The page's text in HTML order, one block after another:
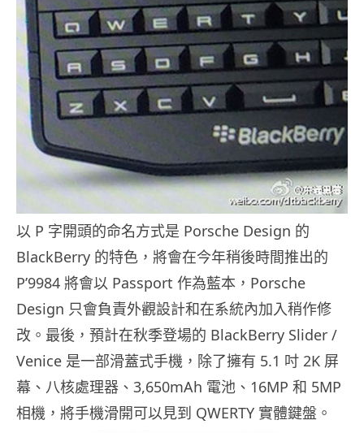
以 P 字開頭的命名方式是 Porsche Design 的
BlackBerry 的特色，將會在今年稍後時間推出的
P’9984 將會以 Passport 作為藍本，Porsche
Design 只會負責外觀設計和在系統內加入稍作修
改。最後，預計在秋季登場的 BlackBerry Slider /
Venice 是一部滑蓋式手機，除了擁有 5.1 吋 2K 屏
幕、八核處理器、3,650mAh 電池、16MP 和 5MP
相機，將手機滑開可以見到 QWERTY 實體鍵盤。